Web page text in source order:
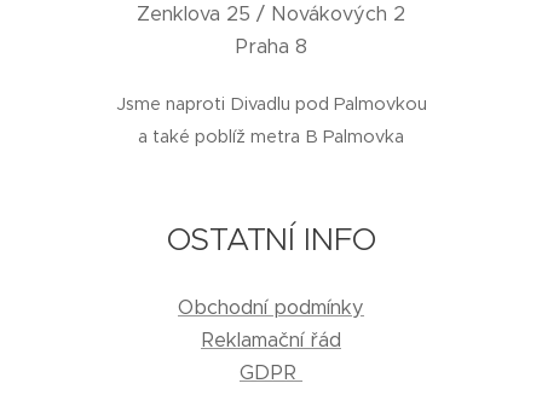
Zenklova 25 / Novákových 2
Praha 8
Jsme naproti Divadlu pod Palmovkou
a také poblíž metra B Palmovka
OSTATNÍ INFO
Obchodní podmínky
Reklamační řád
GDPR